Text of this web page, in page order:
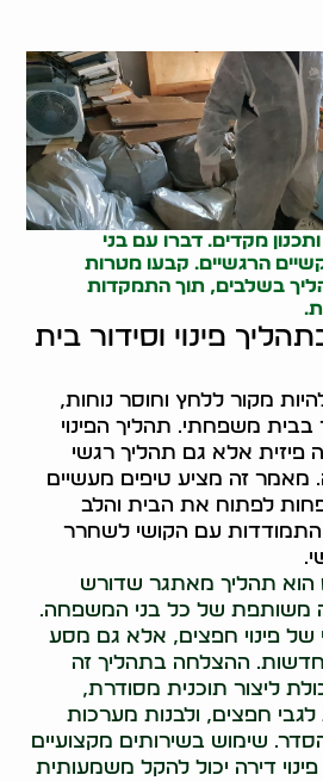
מקדים. דברו עם בני
הרגשיים. קבעו מטרות
בשלבים, תוך התמקדות
פינוי וסידור בית
מקור ללחץ וחוסר נוחות,
משפחתי. תהליך הפינוי
פיזית אלא גם תהליך רגשי
מאמר זה מציע טיפים מעשיים
לפתוח את הבית והלב
התמודדות עם הקושי לשחרר
הוא תהליך מאתגר שדורש
משותפת של כל בני המשפחה.
של פינוי חפצים, אלא גם מסע
ההצלחה בתהליך זה
ליצור תוכנית מסודרת,
חפצים, ולבנות מערכות
שימוש בשירותים מקצועיים
דירה יכול להקל משמעותית